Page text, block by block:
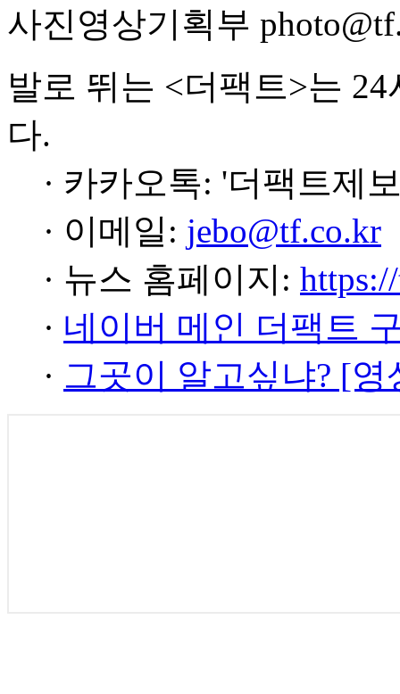
사진영상기획부
발로 뛰는 <더팩트>는
다.
· 카카오톡: '더팩트제
· 이메일: jebo@tf.co.kr
· 뉴스 홈페이지:
· 네이버 메인 더팩트
· 그곳이 알고싶냐? [